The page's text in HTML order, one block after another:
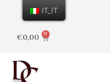
€0,00 0
IT_IT